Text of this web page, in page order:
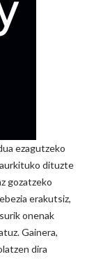
ezagutzeko
dituzte
gozatzeko
erakutsiz,
onenak
Gainera,
dira